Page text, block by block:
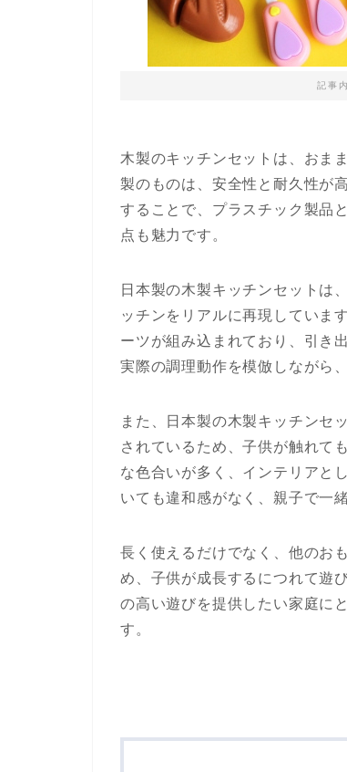
記事
木製のキッチンセットは、おま
製のものは、安全性と耐久性が
することで、プラスチック製品
点も魅力です。
日本製の木製キッチンセットは
ッチンをリアルに再現していま
ーツが組み込まれており、引き
実際の調理動作を模倣しながら
また、日本製の木製キッチンセ
されているため、子供が触れて
な色合いが多く、インテリアと
いても違和感がなく、親子で一
長く使えるだけでなく、他のお
め、子供が成長するにつれて遊
の高い遊びを提供したい家庭に
す。